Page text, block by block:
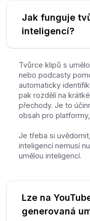
Jak funguje
inteligencí?
Tvůrce klipů s
nebo podcasty
automaticky
pak rozdělí na
přechody. Je to
obsah pro
Je třeba si
inteligencí nemusí
umělou inteligencí.
Lze na
generovaná